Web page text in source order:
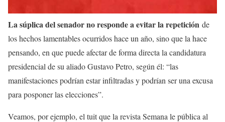
La súplica del senador no responde a evitar la repetición de
los hechos lamentables ocurridos hace un año, sino que la hace
pensando, en que puede afectar de forma directa la candidatura
presidencial de su aliado Gustavo Petro, según él: “las
manifestaciones podrían estar infiltradas y podrían ser una excusa
para posponer las elecciones”.
Veamos, por ejemplo, el tuit que la revista Semana le pública al